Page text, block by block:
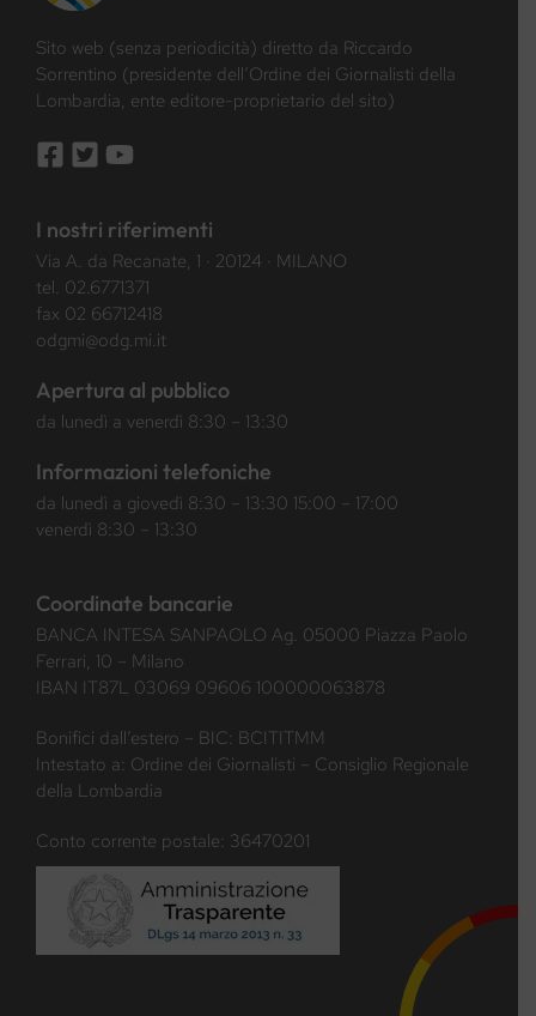
Sito web (senza periodicità) diretto da Riccardo
Sorrentino (presidente dell’Ordine dei Giornalisti della
Lombardia, ente editore-proprietario del sito)
I nostri riferimenti
Via A. da Recanate, 1 · 20124 · MILANO
tel. 02.6771371
fax 02 66712418
odgmi@odg.mi.it
Apertura al pubblico
da lunedì a venerdì 8:30 – 13:30
Informazioni telefoniche
da lunedì a giovedì 8:30 – 13:30 15:00 – 17:00
venerdì 8:30 – 13:30
Coordinate bancarie
BANCA INTESA SANPAOLO Ag. 05000 Piazza Paolo
Ferrari, 10 – Milano
IBAN IT87L 03069 09606 100000063878
Bonifici dall’estero – BIC: BCITITMM
Intestato a: Ordine dei Giornalisti – Consiglio Regionale
della Lombardia
Conto corrente postale: 36470201